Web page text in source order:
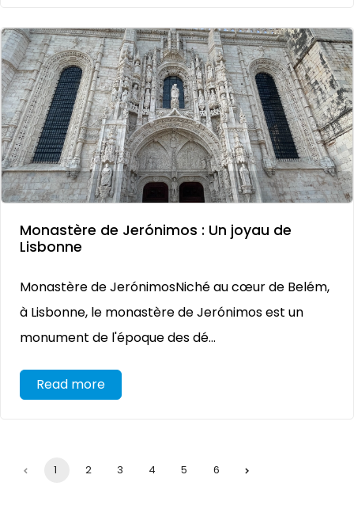
Monastère de Jerónimos : Un joyau de
Lisbonne
Monastère de JerónimosNiché au cœur de Belém,
à Lisbonne, le monastère de Jerónimos est un
monument de l'époque des dé...
Read more
1 2 3 4 5 6